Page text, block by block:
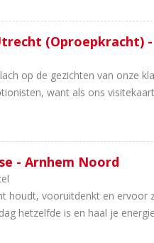
(Oproepkracht)
op de gezichten van onze
want als ons
- Arnhem Noord
houdt, vooruitdenkt en ervoor
hetzelfde is en haal je